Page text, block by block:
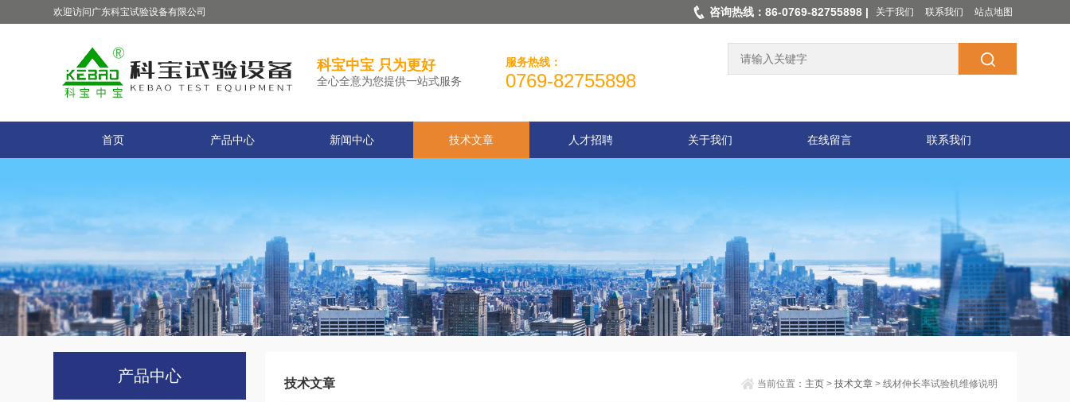
欢迎访问广东科宝试验设备有限公司 咨询热线：86-0769-82755898 | 关于我们 联系我们 站点地图
科宝中宝 只为更好
全心全意为您提供一站式服务
服务热线：
0769-82755898
首页 产品中心 新闻中心 技术文章 人才招聘 关于我们 在线留言 联系我们
产品中心 技术文章 当前位置： 主页 >技术文章 > 线材伸长率试验机维修说明